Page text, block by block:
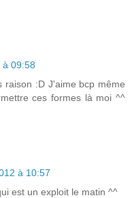
à 09:58
raison :D J'aime bcp même
ces formes là moi ^^
à 10:57
est un exploit le matin ^^